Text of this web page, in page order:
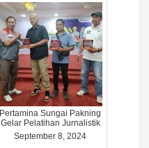
Pertamina Sungai Pakning
Gelar Pelatihan Jurnalistik
September 8, 2024